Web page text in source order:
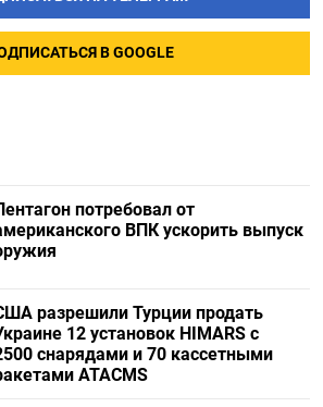
В GOOGLE
потребовал от
ВПК ускорить выпуск
разрешили Турции продать
12 установок HIMARS с
снарядами и 70 кассетными
ATACMS